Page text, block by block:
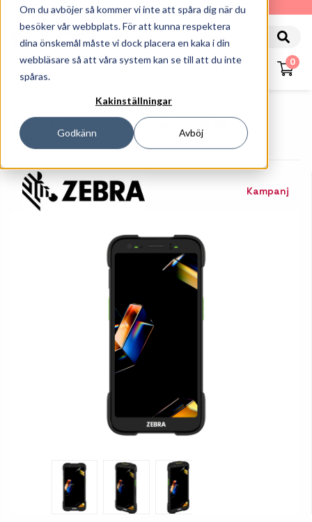
Om du avböjer så kommer vi inte att spåra dig när du
besöker vår webbplats. För att kunna respektera
dina önskemål måste vi dock placera en kaka i din
webbläsare så att våra system kan se till att du inte
spåras.
Kakinställningar
Godkänn Avböj
010-162 61 90
0
Handdatorer
Handdatorer
Zebra TC701 - Handdator - Android - 128 GB - 6" -AI-
Powered-ESIM 5G
Kampanj